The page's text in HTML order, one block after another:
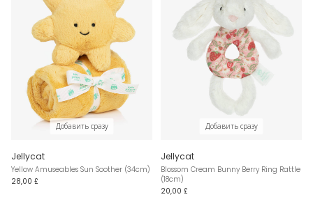
Добавить сразу
Jellycat
Yellow Amuseables Sun Soother (34cm)
28,00 £
Добавить сразу
Jellycat
Blossom Cream Bunny Berry Ring Rattle
(18cm)
20,00 £